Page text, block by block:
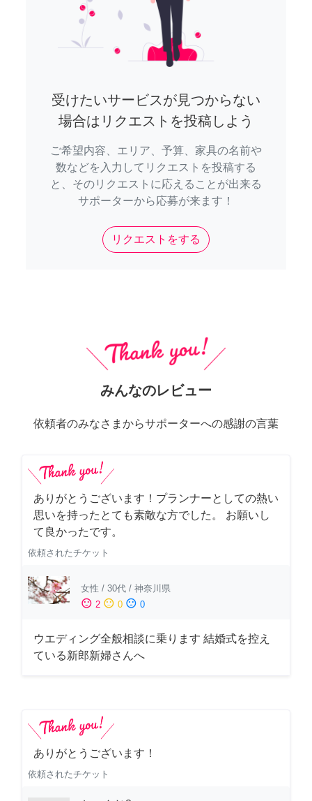
受けたいサービスが見つからない
場合はリクエストを投稿しよう
ご希望内容、エリア、予算、家具の名前や
数などを入力してリクエストを投稿する
と、そのリクエストに応えることが出来る
サポーターから応募が来ます！
リクエストをする
みんなのレビュー
依頼者のみなさまからサポーターへの感謝の言葉
ありがとうございます！プランナーとしての熱い
思いを持ったとても素敵な方でした。 お願いし
て良かったです。
依頼されたチケット
女性 / 30代 / 神奈川県
sentiment_satisfied 2 sentiment_neutral 0 sentiment_dissatisfied 0
ウエディング全般相談に乗ります 結婚式を控え
ている新郎新婦さんへ
ありがとうございます！
依頼されたチケット